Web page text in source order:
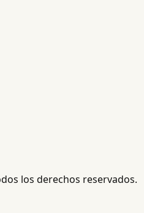
los derechos reservados.